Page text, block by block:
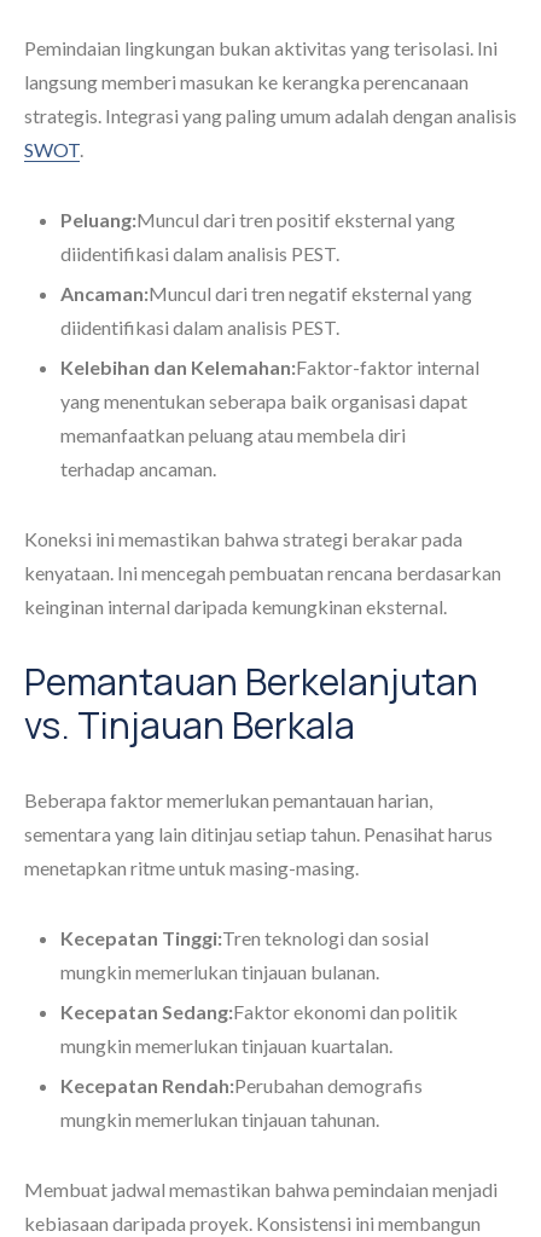
Pemindaian lingkungan bukan aktivitas yang terisolasi. Ini
langsung memberi masukan ke kerangka perencanaan
strategis. Integrasi yang paling umum adalah dengan analisis
SWOT.
Peluang:Muncul dari tren positif eksternal yang
diidentifikasi dalam analisis PEST.
Ancaman:Muncul dari tren negatif eksternal yang
diidentifikasi dalam analisis PEST.
Kelebihan dan Kelemahan:Faktor-faktor internal
yang menentukan seberapa baik organisasi dapat
memanfaatkan peluang atau membela diri
terhadap ancaman.
Koneksi ini memastikan bahwa strategi berakar pada
kenyataan. Ini mencegah pembuatan rencana berdasarkan
keinginan internal daripada kemungkinan eksternal.
Pemantauan Berkelanjutan
vs. Tinjauan Berkala
Beberapa faktor memerlukan pemantauan harian,
sementara yang lain ditinjau setiap tahun. Penasihat harus
menetapkan ritme untuk masing-masing.
Kecepatan Tinggi:Tren teknologi dan sosial
mungkin memerlukan tinjauan bulanan.
Kecepatan Sedang:Faktor ekonomi dan politik
mungkin memerlukan tinjauan kuartalan.
Kecepatan Rendah:Perubahan demografis
mungkin memerlukan tinjauan tahunan.
Membuat jadwal memastikan bahwa pemindaian menjadi
kebiasaan daripada proyek. Konsistensi ini membangun